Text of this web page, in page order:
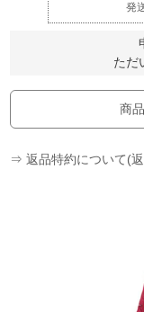
発
ただ
商
⇒ 返品特約について(